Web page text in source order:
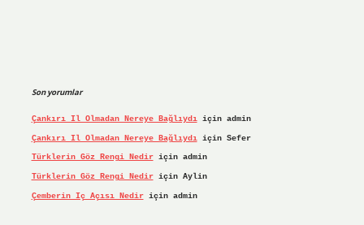
Son yorumlar
Çankırı Il Olmadan Nereye Bağlıydıiçin admin
Çankırı Il Olmadan Nereye Bağlıydıiçin Sefer
Türklerin Göz Rengi Nediriçin admin
Türklerin Göz Rengi Nediriçin Aylin
Çemberin Iç Açısı Nediriçin admin